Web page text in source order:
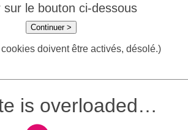
sur le bouton ci-dessous
Continuer >
doivent être activés, désolé.)
is overloaded…